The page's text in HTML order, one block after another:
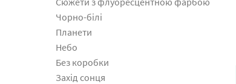
Чорно-білі
Планети
Небо
Без коробки
Захід сонця